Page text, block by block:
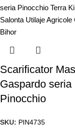
Scarificator
Gaspardo seria
Pinocchio
SKU: PIN4735